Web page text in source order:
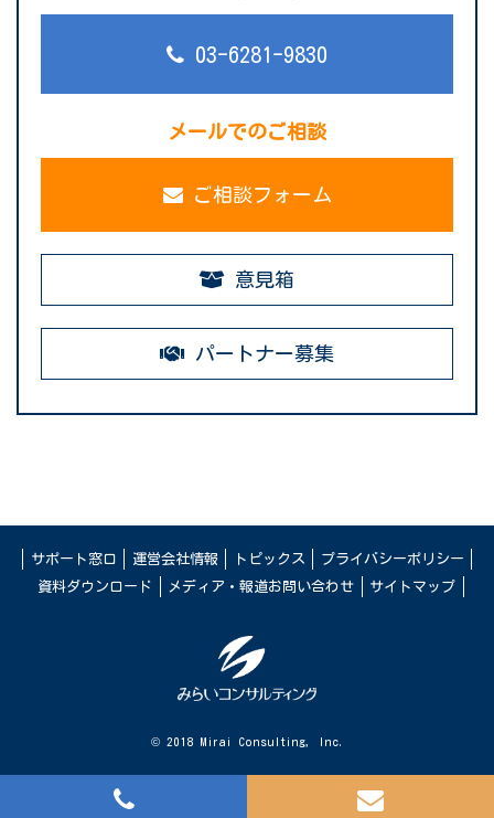
03-6281-9830
メールでのご相談
ご相談フォーム
意見箱
パートナー募集
サポート窓口 運営会社情報 トピックス
プライバシーポリシー
資料ダウンロード
メディア・報道お問い合わせ サイトマップ
© 2018 Mirai Consulting, Inc.